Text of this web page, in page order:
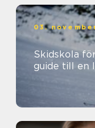
03.
Skidskola
guide till en